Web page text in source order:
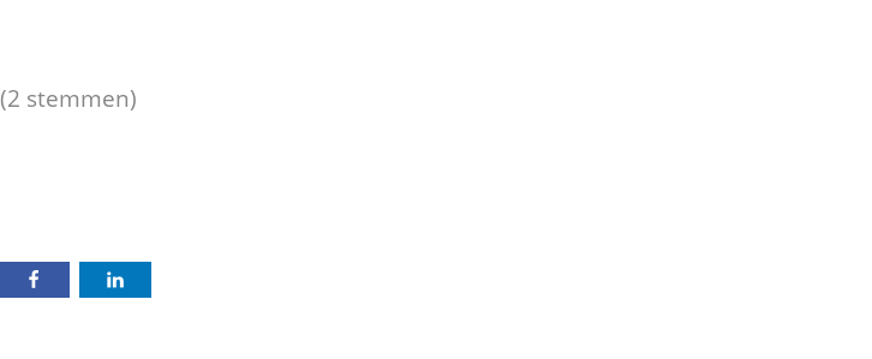
stemmen)